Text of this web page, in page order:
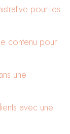
pour les
contenu pour
une
avec une